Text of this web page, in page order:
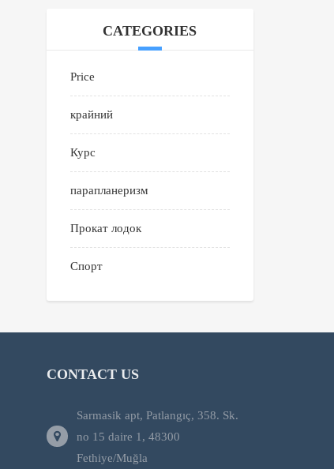
CATEGORIES
Price
крайний
Курс
парапланеризм
Прокат лодок
Спорт
CONTACT US
Sarmasik apt, Patlangıç, 358. Sk.
no 15 daire 1, 48300
Fethiye/Muğla